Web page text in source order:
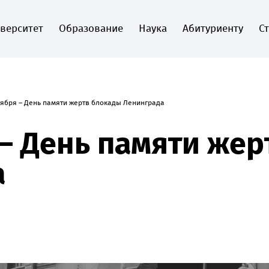
Образование Наука Абитуриенту
– День памяти жертв блокады Ленинграда
День памяти